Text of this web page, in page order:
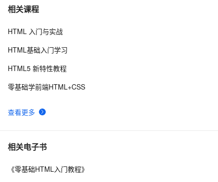
7 【01】完成新年倒计时页面-蛇年新年快乐倒计时领取礼
html5+div+CSS+JavaScript-优雅草卓伊凡-做一条关于新
8
10IIS MIME类型问题(html5 video 本地打开可以，IIS打开
相关课程
查看更多
HTML 入门与实战
HTML基础入门学习
HTML5 新特性教程
零基础学前端HTML+CSS
相关电子书
《零基础HTML入门教程》